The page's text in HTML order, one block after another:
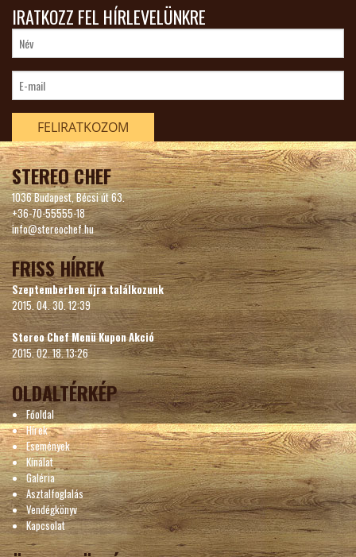
IRATKOZZ FEL HÍRLEVELÜNKRE
FELIRATKOZOM
STEREO CHEF
1036 Budapest, Bécsi út 63.
+36-70-55555-18
info@stereochef.hu
FRISS HÍREK
Szeptemberben újra találkozunk
2015. 04. 30. 12:39
Stereo Chef Menü Kupon Akció
2015. 02. 18. 13:26
OLDALTÉRKÉP
Főoldal
Hírek
Események
Kínálat
Galéria
Asztalfoglalás
Vendégkönyv
Kapcsolat